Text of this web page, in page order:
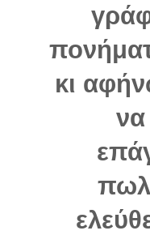
κι